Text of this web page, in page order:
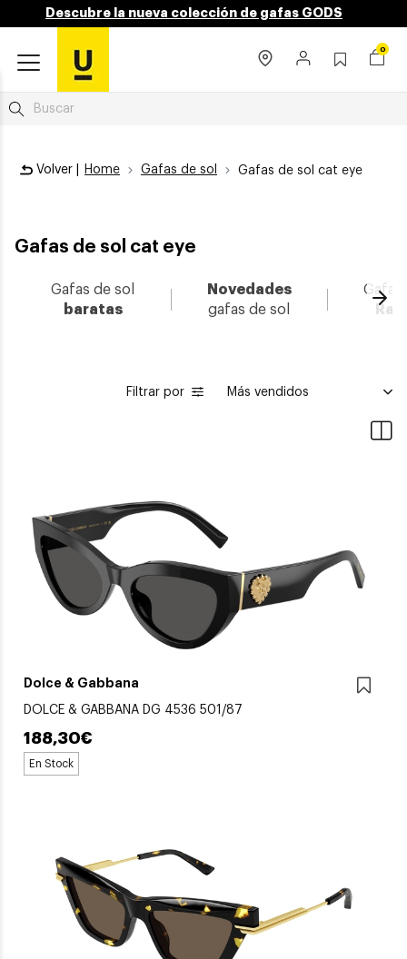
Descubre la nueva colección de gafas GODS
0
Volver | Home Gafas de sol Gafas de sol cat eye
Gafas de sol cat eye
Gafas de sol
baratas
Novedades
gafas de sol
Gafas
Filtrar por
Dolce & Gabbana
DOLCE & GABBANA DG 4536 501/87
188,30€
En Stock